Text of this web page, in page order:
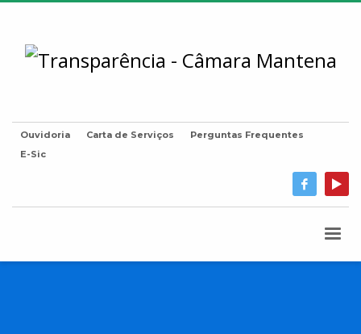
Ouvidoria Carta de Serviços
Perguntas Frequentes
E-Sic